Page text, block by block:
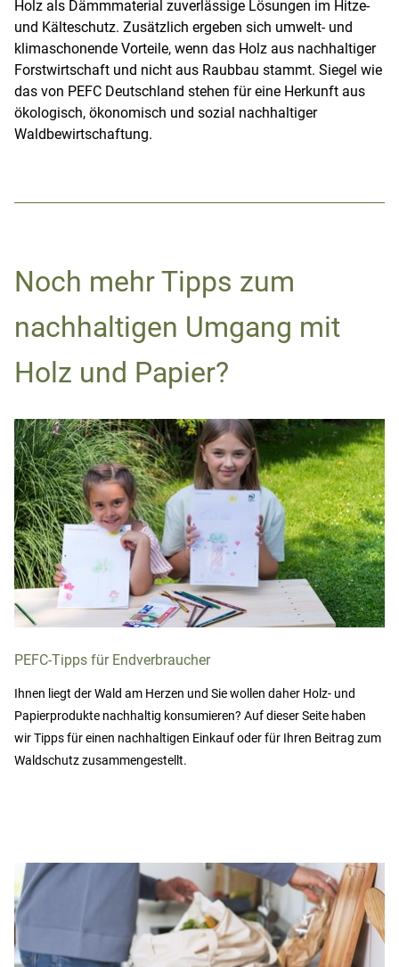
Holz als Dämmmaterial zuverlässige Lösungen im Hitze-
und Kälteschutz. Zusätzlich ergeben sich umwelt- und
klimaschonende Vorteile, wenn das Holz aus nachhaltiger
Forstwirtschaft und nicht aus Raubbau stammt. Siegel wie
das von PEFC Deutschland stehen für eine Herkunft aus
ökologisch, ökonomisch und sozial nachhaltiger
Waldbewirtschaftung.
Noch mehr Tipps zum
nachhaltigen Umgang mit
Holz und Papier?
PEFC-Tipps für Endverbraucher
Ihnen liegt der Wald am Herzen und Sie wollen daher Holz- und
Papierprodukte nachhaltig konsumieren? Auf dieser Seite haben
wir Tipps für einen nachhaltigen Einkauf oder für Ihren Beitrag zum
Waldschutz zusammengestellt.